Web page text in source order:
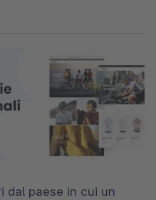
dal paese in cui un